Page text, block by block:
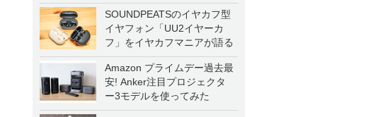
SOUNDPEATSのイヤカフ型
イヤフォン「UU2イヤーカ
フ」をイヤカフマニアが語る
Amazon プライムデー過去最
安! Anker注目プロジェクタ
ー3モデルを使ってみた